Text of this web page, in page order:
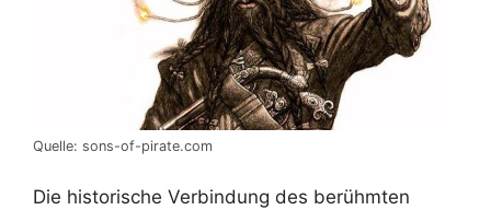
Quelle: sons-of-pirate.com
Die historische Verbindung des berühmten